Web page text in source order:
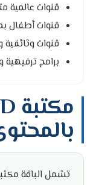
قنوات عالمية
قنوات أطفال
قنوات وثائقية
برامج ترفيهية